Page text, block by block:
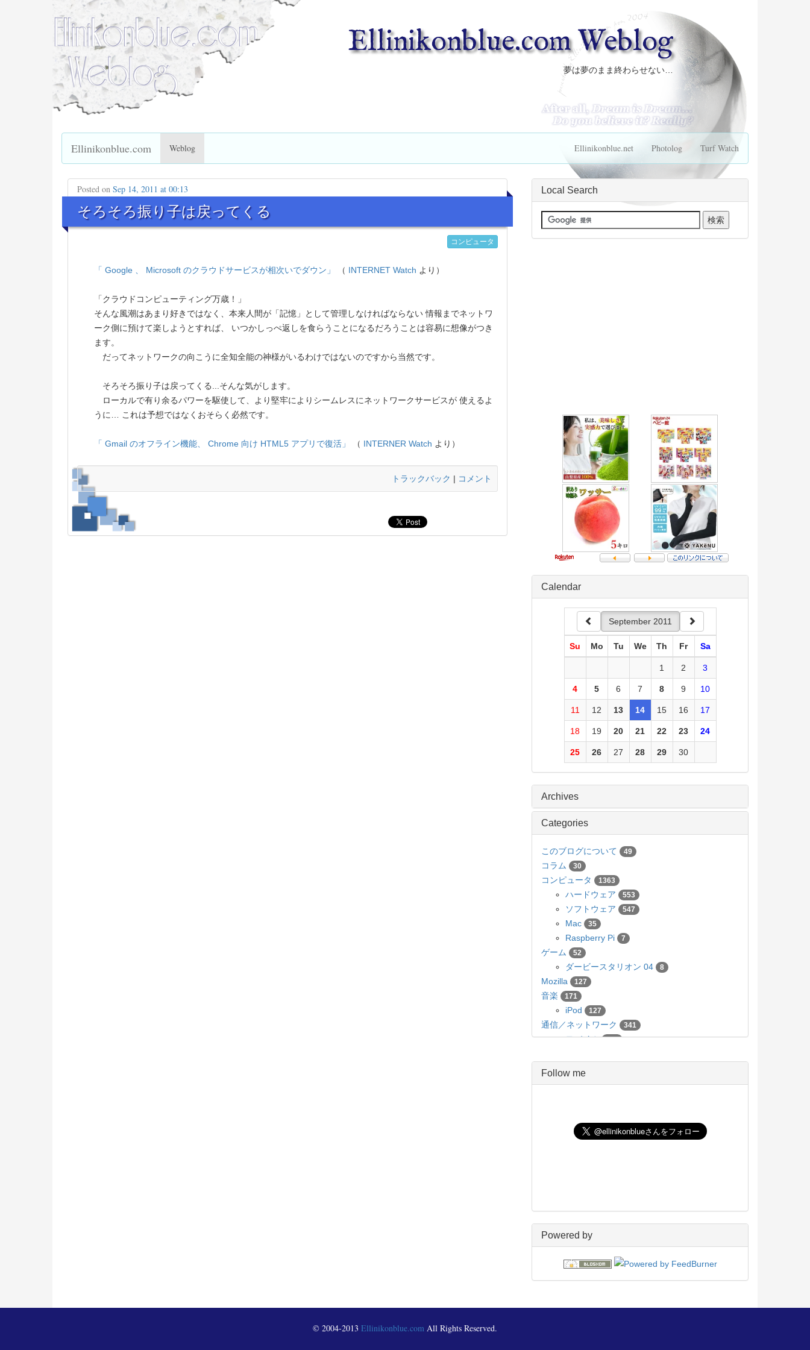
Ellinikonblue.com Weblog
夢は夢のまま終わらせない…
Ellinikonblue.com Weblog Ellinikonblue.net Photolog Turf Watch
Posted on Sep 14, 2011 at 00:13
そろそろ振り子は戻ってくる
コンピュータ
「 Google 、 Microsoft のクラウドサービスが相次いでダウン」 （ INTERNET Watch より）
「クラウドコンピューティング万歳！」
そんな風潮はあまり好きではなく、本来人間が「記憶」として管理しなければならない 情報までネットワ
ーク側に預けて楽しようとすれば、 いつかしっぺ返しを食らうことになるだろうことは容易に想像がつき
ます。
だってネットワークの向こうに全知全能の神様がいるわけではないのですから当然です。
そろそろ振り子は戻ってくる...そんな気がします。
ローカルで有り余るパワーを駆使して、より堅牢によりシームレスにネットワークサービスが 使えるよ
うに… これは予想ではなくおそらく必然です。
「 Gmail のオフライン機能、 Chrome 向け HTML5 アプリで復活」 （ INTERNER Watch より）
トラックバック | コメント
Local Search
Calendar
September 2011
Su Mo Tu We Th Fr Sa
1 2 3
4 5 6 7 8 9 10
11 12 13 14 15 16 17
18 19 20 21 22 23 24
25 26 27 28 29 30
Archives
Categories
このブログについて 49
コラム 30
コンピュータ 1363
ハードウェア 553
ソフトウェア 547
Mac 35
Raspberry Pi 7
ゲーム 52
ダービースタリオン 04 8
Mozilla 127
音楽 171
iPod 127
通信／ネットワーク 341
モバイル 136
Pico
UNIX 198
PukiWiki 18
日々の出来事 160
電子書籍
Follow me
Powered by
© 2004-2013 Ellinikonblue.com All Rights Reserved.